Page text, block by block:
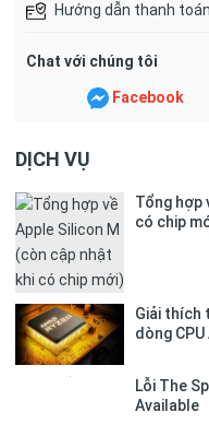
Hướng dẫn thanh toán
Chat với chúng tôi
Facebook
DỊCH VỤ
Tổng hợp
có chip
Giải thích
dòng CPU
Lỗi The
Available